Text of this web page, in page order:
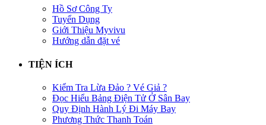
Hồ Sơ Công Ty
Tuyển Dụng
Giới Thiệu Myvivu
Hướng dẫn đặt vé
TIỆN ÍCH
Kiểm Tra Lừa Đảo ? Vé Giả ?
Đọc Hiểu Bảng Điện Tử Ở Sân Bay
Quy Định Hành Lý Đi Máy Bay
Phương Thức Thanh Toán